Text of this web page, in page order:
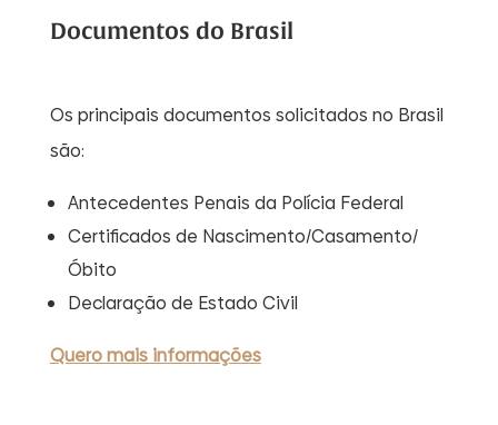
Documentos do Brasil
Os principais documentos solicitados no Brasil
são:
Antecedentes Penais da Polícia Federal
Certificados de Nascimento/Casamento/
Óbito
Declaração de Estado Civil
Quero mais informações